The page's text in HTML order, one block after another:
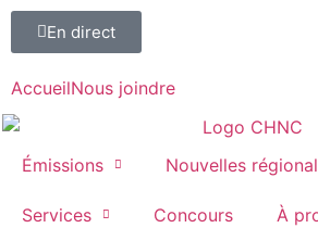
En direct
AccueilNous joindre
Émissions Nouvelles
Services Concours À